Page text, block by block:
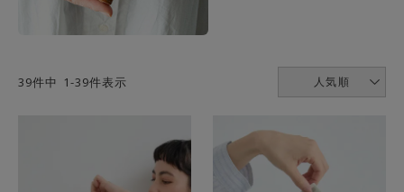
人気順
39件中 1-39件表示